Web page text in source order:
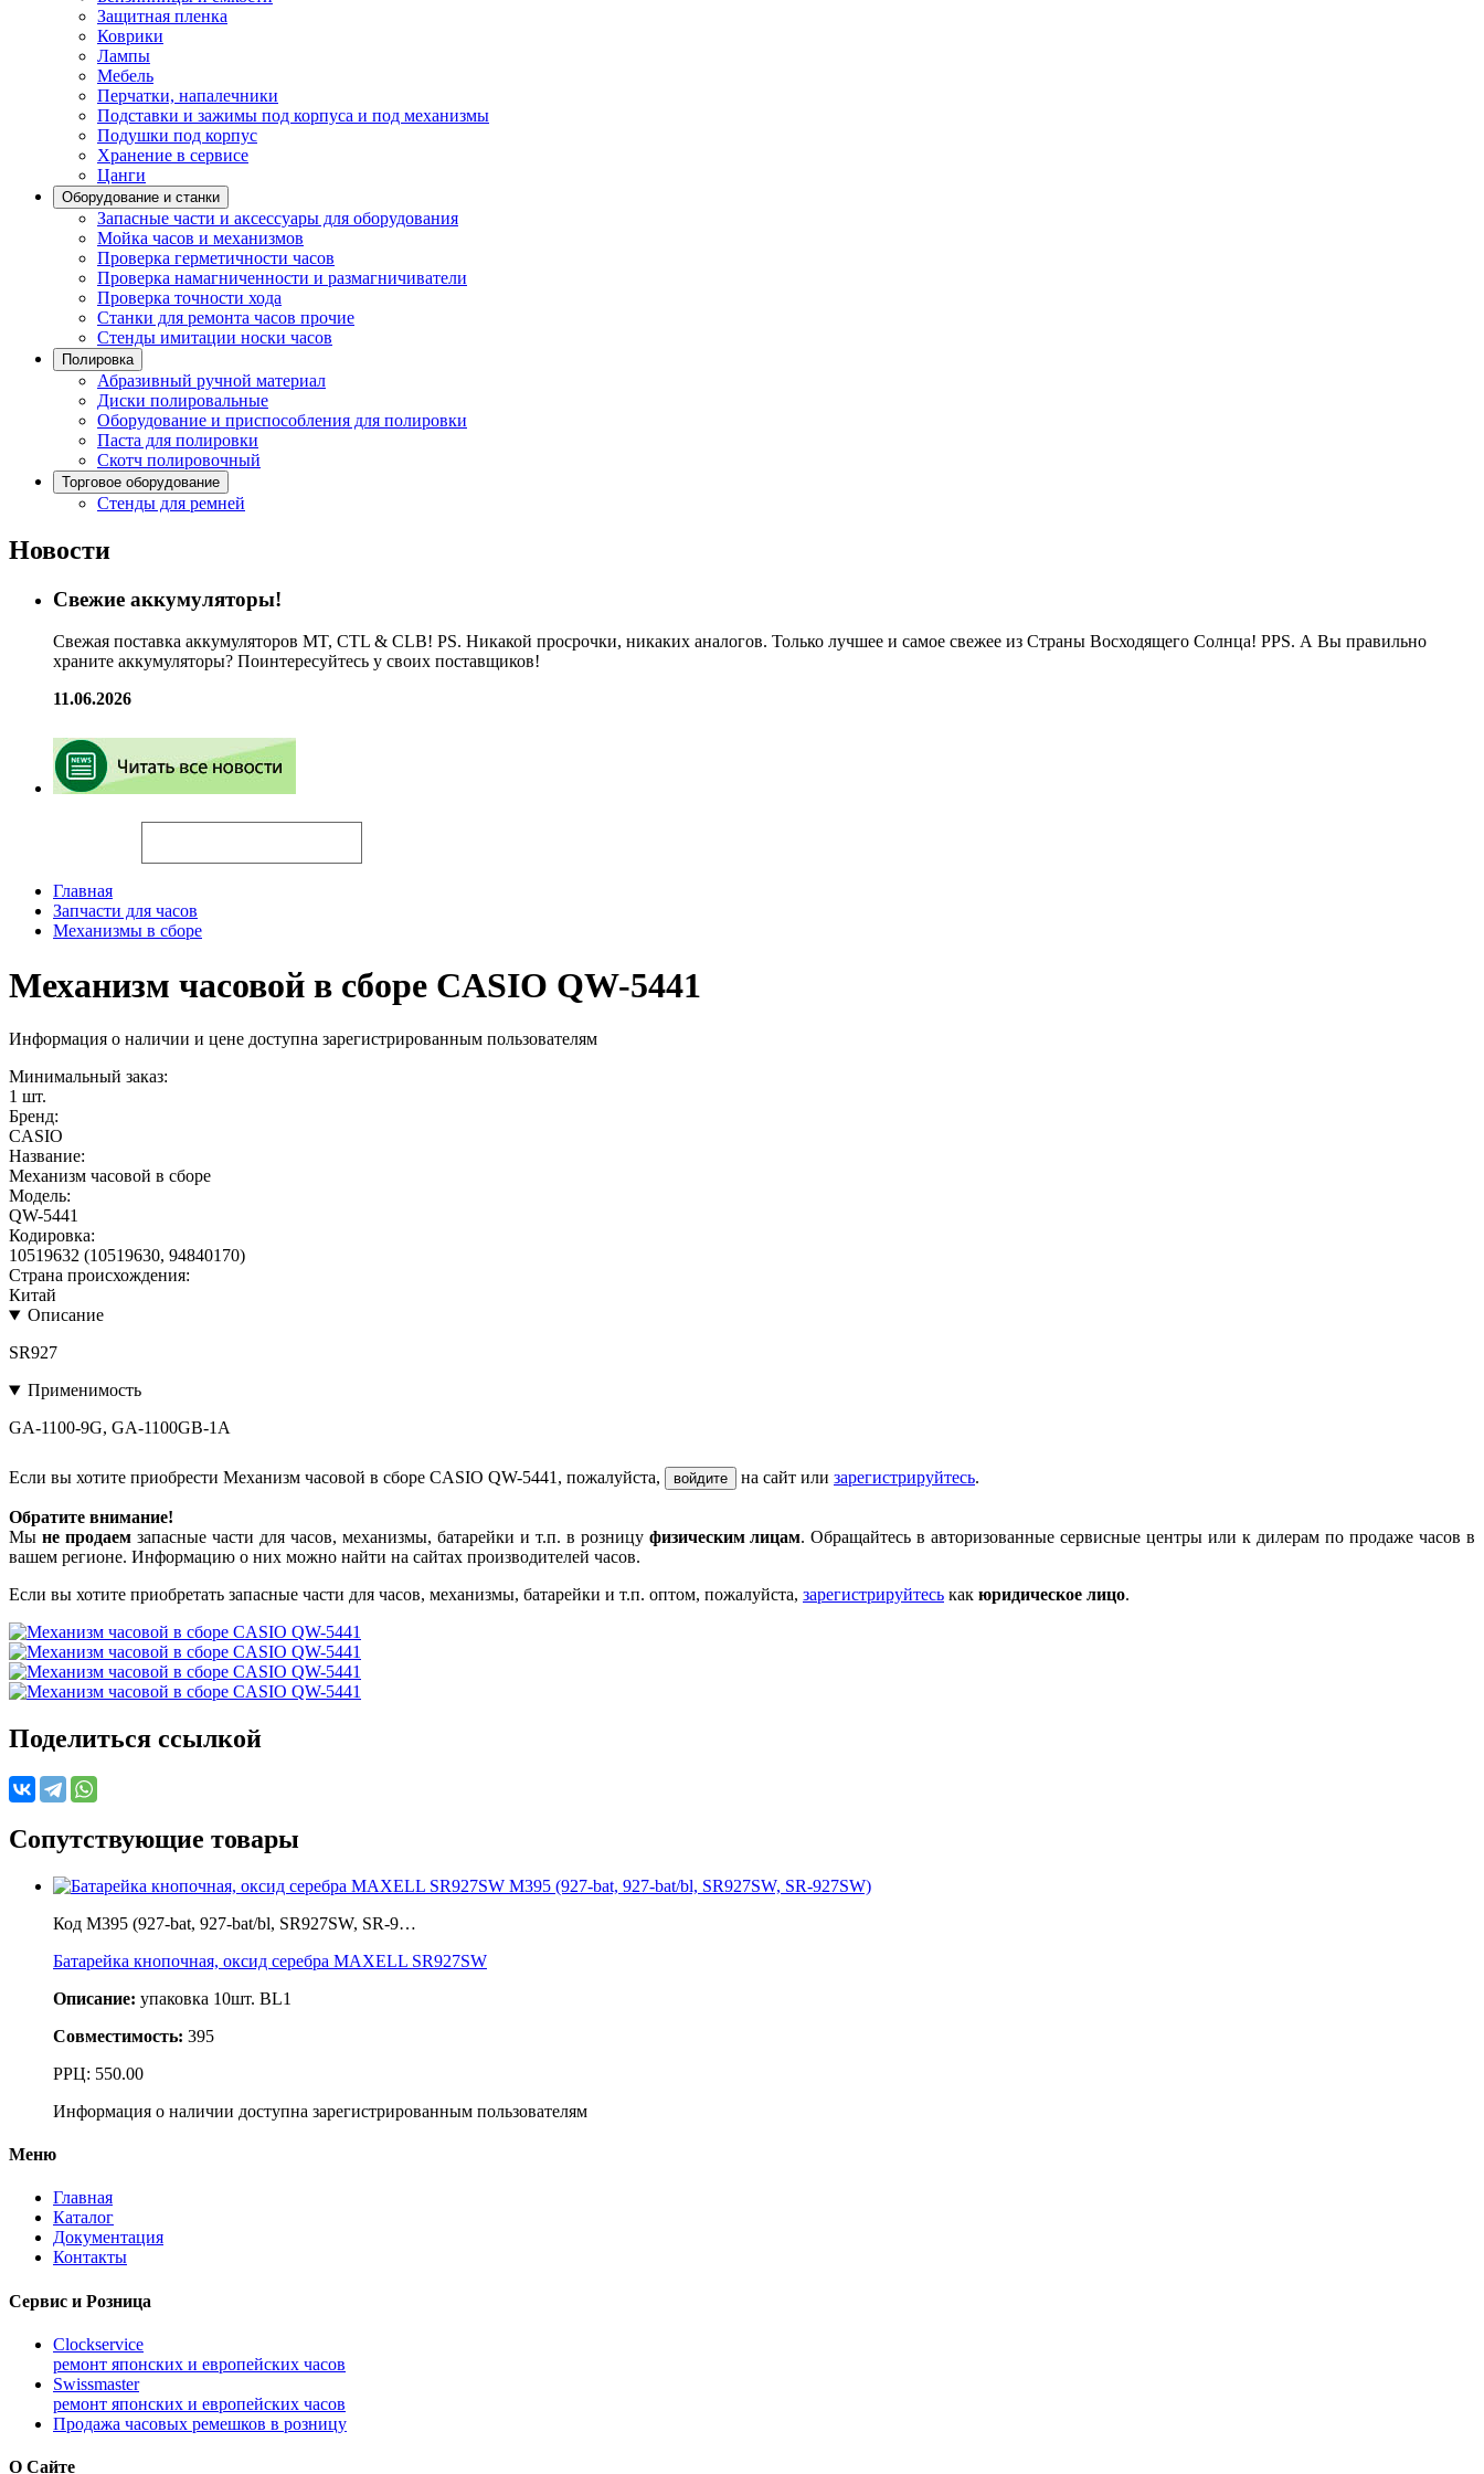
Защитная пленка
Коврики
Лампы
Мебель
Перчатки, напалечники
Подставки и зажимы под корпуса и под механизмы
Подушки под корпус
Хранение в сервисе
Цанги
Оборудование и станки
Запасные части и аксессуары для оборудования
Мойка часов и механизмов
Проверка герметичности часов
Проверка намагниченности и размагничиватели
Проверка точности хода
Станки для ремонта часов прочие
Стенды имитации носки часов
Полировка
Абразивный ручной материал
Диски полировальные
Оборудование и приспособления для полировки
Паста для полировки
Скотч полировочный
Торговое оборудование
Стенды для ремней
Новости
Свежие аккумуляторы!
Свежая поставка аккумуляторов MT, CTL & CLB! PS. Никакой просрочки, никаких аналогов. Только лучшее и самое свежее из Страны Восходящего Солнца! PPS. А Вы правильно
храните аккумуляторы? Поинтересуйтесь у своих поставщиков!
11.06.2026
Главная
Запчасти для часов
Механизмы в сборе
Механизм часовой в сборе CASIO QW-5441
Информация о наличии и цене доступна зарегистрированным пользователям
Минимальный заказ:
1 шт.
Бренд:
CASIO
Название:
Механизм часовой в сборе
Модель:
QW-5441
Кодировка:
10519632 (10519630, 94840170)
Страна происхождения:
Китай
Описание
SR927
Применимость
GA-1100-9G, GA-1100GB-1A
Если вы хотите приобрести Механизм часовой в сборе CASIO QW-5441, пожалуйста, войдите на сайт или зарегистрируйтесь.
Обратите внимание!
Мы не продаемзапасные части для часов, механизмы, батарейки и т.п. в розницу физическим лицам. Обращайтесь в авторизованные сервисные центры или к дилерам по продаже часов в
вашем регионе. Информацию о них можно найти на сайтах производителей часов.
Если вы хотите приобретать запасные части для часов, механизмы, батарейки и т.п. оптом, пожалуйста, зарегистрируйтесь как юридическое лицо.
Поделиться ссылкой
Сопутствующие товары
Код M395 (927-bat, 927-bat/bl, SR927SW, SR-9…
Батарейка кнопочная, оксид серебра MAXELL SR927SW
Описание: упаковка 10шт. BL1
Совместимость: 395
РРЦ: 550.00
Информация о наличии доступна зарегистрированным пользователям
Меню
Главная
Каталог
Документация
Контакты
Сервис и Розница
Clockservice
ремонт японских и европейских часов
Swissmaster
ремонт японских и европейских часов
Продажа часовых ремешков в розницу
О Сайте